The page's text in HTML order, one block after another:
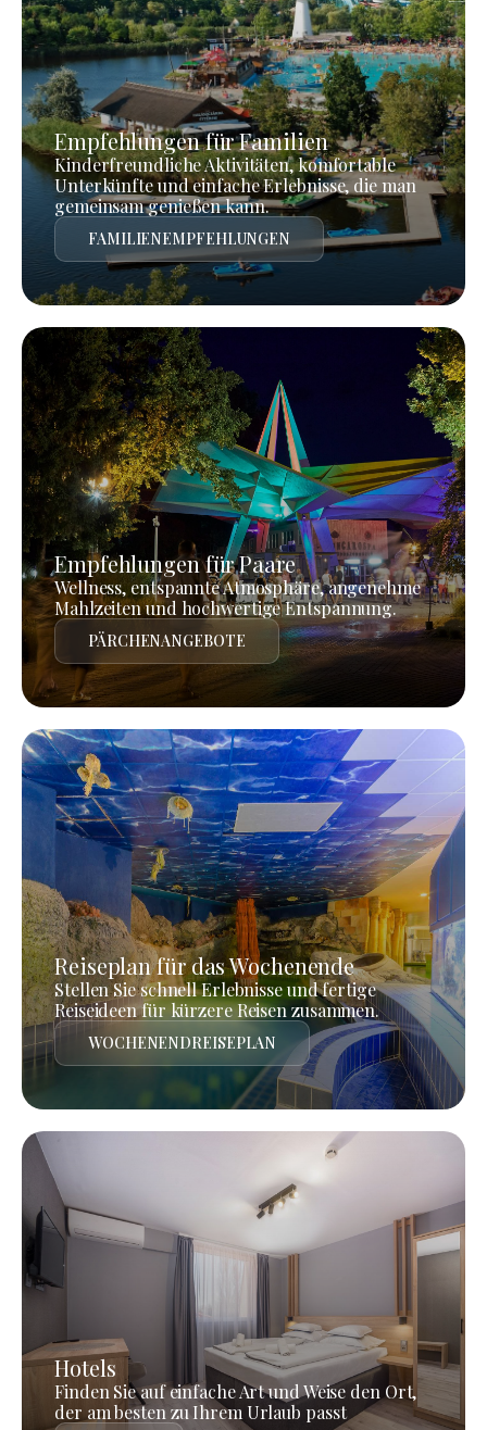
Empfehlungen für Familien
Kinderfreundliche Aktivitäten, komfortable
Unterkünfte und einfache Erlebnisse, die man
gemeinsam genießen kann.
FAMILIENEMPFEHLUNGEN
Empfehlungen für Paare
Wellness, entspannte Atmosphäre, angenehme
Mahlzeiten und hochwertige Entspannung.
PÄRCHENANGEBOTE
Reiseplan für das Wochenende
Stellen Sie schnell Erlebnisse und fertige
Reiseideen für kürzere Reisen zusammen.
WOCHENENDREISEPLAN
Hotels
Finden Sie auf einfache Art und Weise den Ort,
der am besten zu Ihrem Urlaub passt